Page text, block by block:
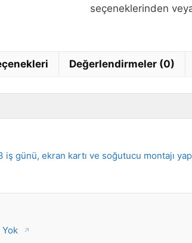
seçeneklerinden
Değerlendirmeler (0)
günü, ekran kartı ve soğutucu montajı